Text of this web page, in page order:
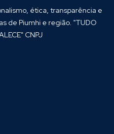
ética, transparência e
de Piumhi e região. "TUDO
CNPJ